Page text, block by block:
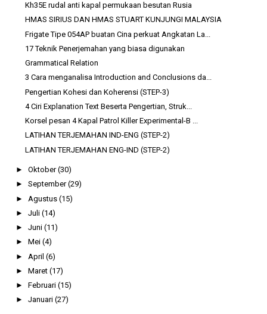
Kh35E rudal anti kapal permukaan besutan Rusia
HMAS SIRIUS DAN HMAS STUART KUNJUNGI MALAYSIA
Frigate Tipe 054AP buatan Cina perkuat Angkatan La...
17 Teknik Penerjemahan yang biasa digunakan
Grammatical Relation
3 Cara menganalisa Introduction and Conclusions da...
Pengertian Kohesi dan Koherensi (STEP-3)
4 Ciri Explanation Text Beserta Pengertian, Struk...
Korsel pesan 4 Kapal Patrol Killer Experimental-B ...
LATIHAN TERJEMAHAN IND-ENG (STEP-2)
LATIHAN TERJEMAHAN ENG-IND (STEP-2)
► Oktober(30)
► September(29)
► Agustus (15)
► Juli (14)
► Juni (11)
► Mei (4)
► April (6)
► Maret (17)
► Februari (15)
► Januari (27)